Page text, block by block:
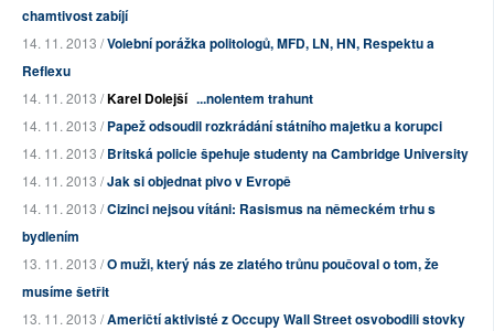
chamtivost zabíjí
14. 11. 2013 /Volební porážka politologů, MFD, LN, HN, Respektu a
Reflexu
14. 11. 2013 /Karel Dolejší ...nolentem trahunt
14. 11. 2013 /Papež odsoudil rozkrádání státního majetku a korupci
14. 11. 2013 /Britská policie špehuje studenty na Cambridge University
14. 11. 2013 /Jak si objednat pivo v Evropě
14. 11. 2013 /Cizinci nejsou vítáni: Rasismus na německém trhu s
bydlením
13. 11. 2013 /O muži, který nás ze zlatého trůnu poučoval o tom, že
musíme šetřit
13. 11. 2013 /Američtí aktivisté z Occupy Wall Street osvobodili stovky